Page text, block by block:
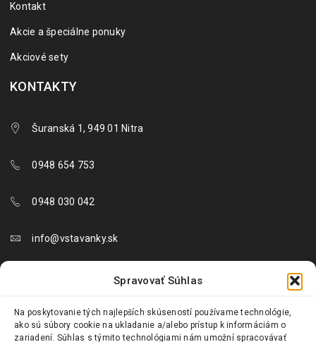
Spravovať Súhlas
Na poskytovanie tých najlepších skúseností používame technológie,
ako sú súbory cookie na ukladanie a/alebo prístup k informáciám o
zariadení. Súhlas s týmito technológiami nám umožní spracovávať
Kontakt
Akcie a špeciálne ponuky
Akciové sety
KONTAKTY
Šuranská 1, 949 01 Nitra
0948 654 753
0948 030 042
info@vstavanky.sk
objednavky@vstavanky.sk
reklamacie@vstavanky.sk